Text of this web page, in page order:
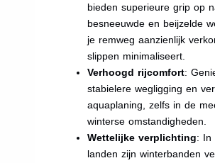
bieden superieure grip op
besneeuwde en beijzelde
je remweg aanzienlijk
slippen minimaliseert.
Verhoogd rijcomfort:
stabielere wegligging en
aquaplaning, zelfs in de
winterse omstandigheden.
Wettelijke verplichting: In
landen zijn winterbanden